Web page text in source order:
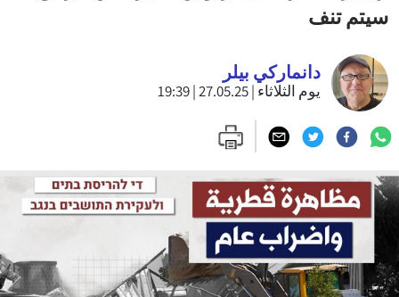
سيتم تنف
دانماركي بيلر
يوم الثلاثاء | 27.05.25 | 19:39